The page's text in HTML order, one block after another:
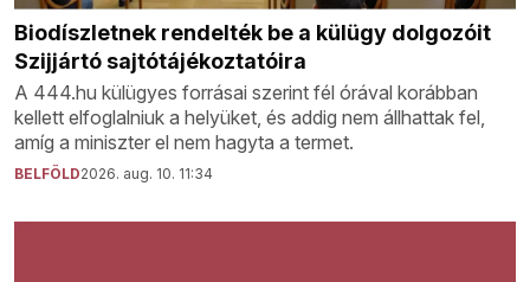
Biodíszletnek rendelték be a külügy dolgozóit
Szijjártó sajtótájékoztatóira
A 444.hu külügyes forrásai szerint fél órával korábban
kellett elfoglalniuk a helyüket, és addig nem állhattak fel,
amíg a miniszter el nem hagyta a termet.
BELFÖLD2026. aug. 10. 11:34